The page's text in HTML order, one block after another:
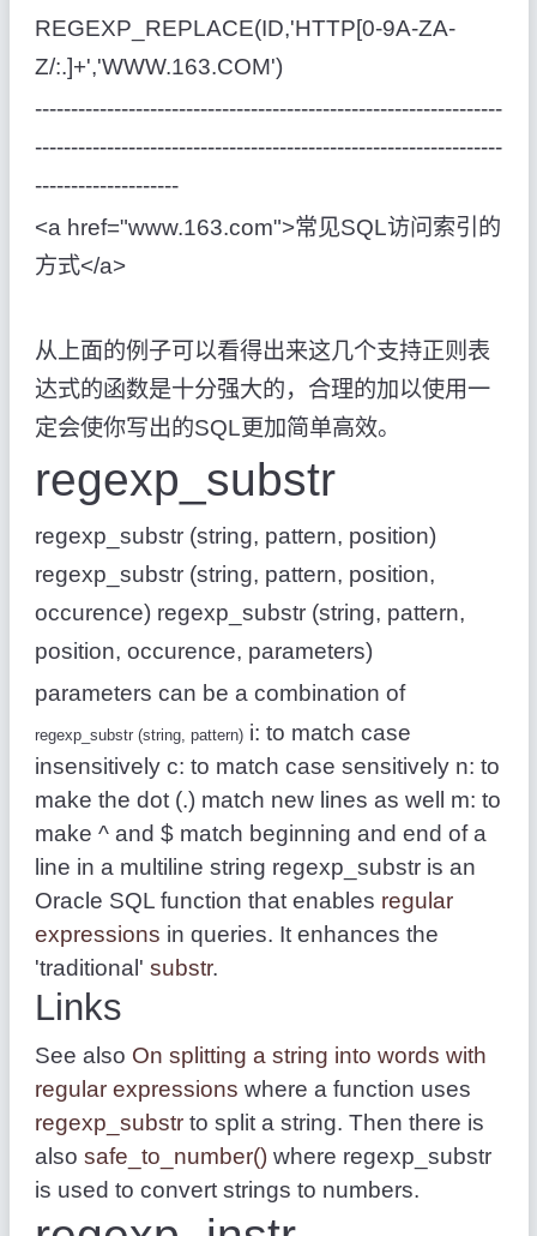
REGEXP_REPLACE(ID,'HTTP[0-9A-ZA-
Z/:.]+','WWW.163.COM')
-----------------------------------------------------------------
-----------------------------------------------------------------
--------------------
<a href="www.163.com">常见SQL访问索引的
方式</a>
从上面的例子可以看得出来这几个支持正则表
达式的函数是十分强大的，合理的加以使用一
定会使你写出的SQL更加简单高效。
regexp_substr
regexp_substr (string, pattern, position)
regexp_substr (string, pattern, position,
occurence) regexp_substr (string, pattern,
position, occurence, parameters)
parameters can be a combination of
regexp_substr (string, pattern)i: to match case
insensitively c: to match case sensitively n: to
make the dot (.) match new lines as well m: to
make ^ and $ match beginning and end of a
line in a multiline string regexp_substr is an
Oracle SQL function that enables regular
expressions in queries. It enhances the
'traditional' substr.
Links
See also On splitting a string into words with
regular expressions where a function uses
regexp_substrto split a string. Then there is
also safe_to_number()where regexp_substr
is used to convert strings to numbers.